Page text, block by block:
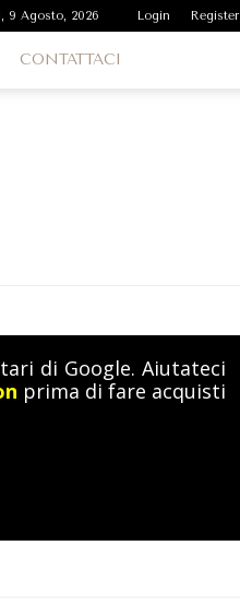
9 Agosto, 2026 Login Register
CONTATTACI
di Google. Aiutateci
prima di fare acquisti